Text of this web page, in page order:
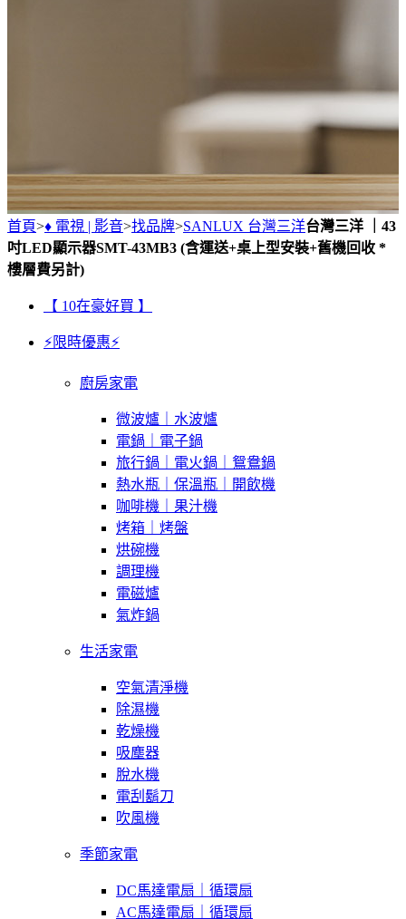
首頁>♦ 電視 | 影音>找品牌>SANLUX 台灣三洋台灣三洋 ｜43
吋LED顯示器SMT-43MB3 (含運送+桌上型安裝+舊機回收 *
樓層費另計)
【 10在豪好買 】
⚡限時優惠⚡
廚房家電
微波爐｜水波爐
電鍋｜電子鍋
旅行鍋｜電火鍋｜鴛鴦鍋
熱水瓶｜保溫瓶｜開飲機
咖啡機｜果汁機
烤箱｜烤盤
烘碗機
調理機
電磁爐
氣炸鍋
生活家電
空氣清淨機
除濕機
乾燥機
吸塵器
脫水機
電刮鬍刀
吹風機
季節家電
DC馬達電扇｜循環扇
AC馬達電扇｜循環扇